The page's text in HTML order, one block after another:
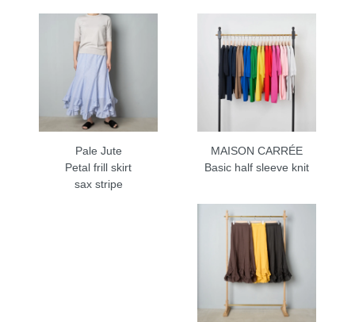
Pale Jute
Petal frill skirt
sax stripe
MAISON CARRÉE
Basic half sleeve knit